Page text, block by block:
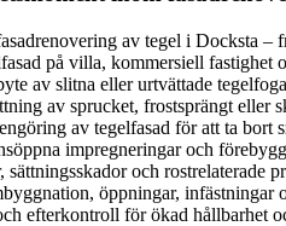
av tegel i Docksta –
på villa, kommersiell fastighet
av slitna eller urtvättade
av sprucket, frostsprängt eller
av tegelfasad för att ta bort
impregneringar och
och rostrelaterade
öppningar, infästningar
efterkontroll för ökad hållbarhet